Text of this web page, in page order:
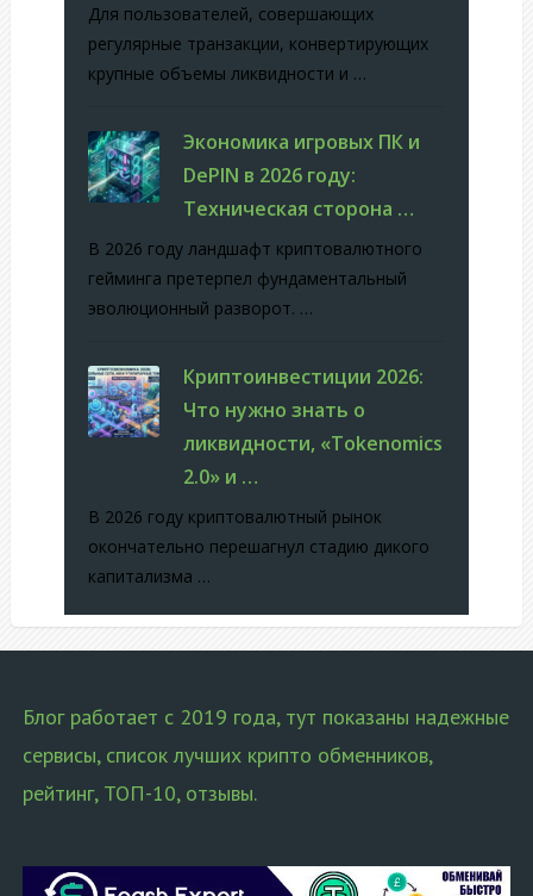
Для пользователей, совершающих
регулярные транзакции, конвертирующих
крупные объемы ликвидности и …
Экономика игровых ПК и
DePIN в 2026 году:
Техническая сторона …
В 2026 году ландшафт криптовалютного
гейминга претерпел фундаментальный
эволюционный разворот. …
Криптоинвестиции 2026:
Что нужно знать о
ликвидности, «Tokenomics
2.0» и …
В 2026 году криптовалютный рынок
окончательно перешагнул стадию дикого
капитализма …
Блог работает с 2019 года, тут показаны надежные
сервисы, список лучших крипто обменников,
рейтинг, ТОП-10, отзывы.